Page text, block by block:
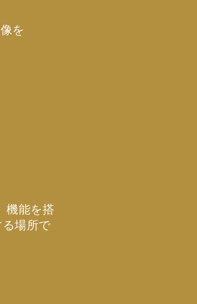
を
機能を搭
場所で